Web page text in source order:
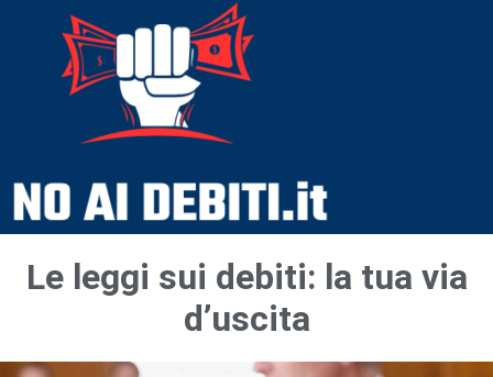
Le leggi sui debiti: la tua via
d’uscita